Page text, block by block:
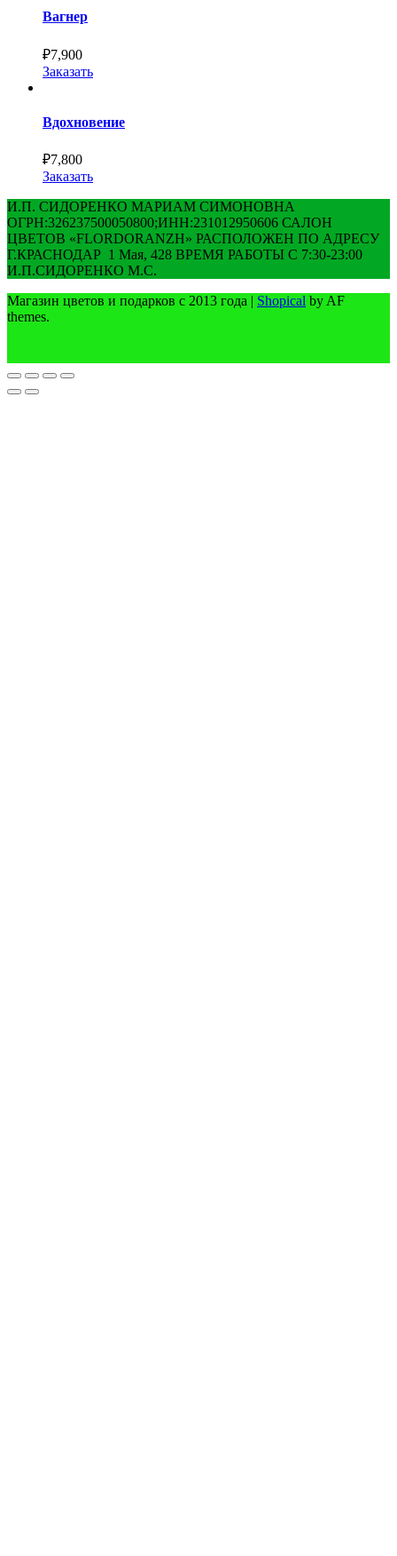
Вагнер
₽7,900
Заказать
Вдохновение
₽7,800
Заказать
И.П. СИДОРЕНКО МАРИАМ СИМОНОВНА
ОГРН:326237500050800;ИНН:231012950606 САЛОН
ЦВЕТОВ «FLORDORANZH» РАСПОЛОЖЕН ПО АДРЕСУ
Г.КРАСНОДАР 1 Мая, 428 ВРЕМЯ РАБОТЫ С 7:30-23:00
И.П.СИДОРЕНКО М.С.
Магазин цветов и подарков с 2013 года | Shopical by AF
themes.